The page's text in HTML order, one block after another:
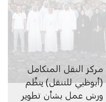
مركز النقل المتكامل
(أبوظبي للتنقل) ينظِّم
ورش عمل بشأن تطوير